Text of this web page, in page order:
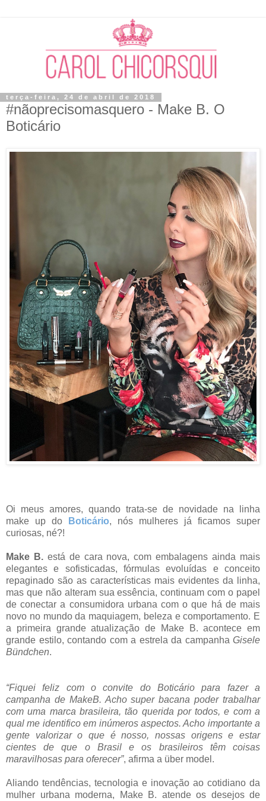
terça-feira, 24 de abril de 2018
#nãoprecisomasquero - Make B. O
Boticário
Oi meus amores, quando trata-se de novidade na linha
make up do
Boticário, nós mulheres já ficamos super
curiosas, né?!
Make B.está de cara nova, com embalagens ainda mais
elegantes e sofisticadas, fórmulas evoluídas e conceito
repaginado são as características mais evidentes da linha,
mas que não alteram sua essência, continuam com o papel
de conectar a consumidora urbana com o que há de mais
novo no mundo da maquiagem, beleza e comportamento. E
a primeira grande atualização de Make B. acontece em
grande estilo, contando com a estrela da campanha Gisele
Bündchen.
“Fiquei feliz com o convite do Boticário para fazer a
campanha de MakeB. Acho super bacana poder trabalhar
com uma marca brasileira, tão querida por todos, e com a
qual me identifico em inúmeros aspectos. Acho importante a
gente valorizar o que é nosso, nossas origens e estar
cientes de que o Brasil e os brasileiros têm coisas
maravilhosas para oferecer”, afirma a über model.
Aliando tendências, tecnologia e inovação ao cotidiano da
mulher urbana moderna, Make B. atende os desejos de